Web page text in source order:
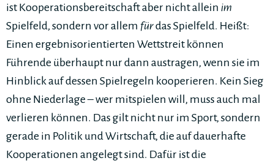
ist Kooperationsbereitschaft aber nicht allein im
Spielfeld, sondern vor allem fürdas Spielfeld. Heißt:
Einen ergebnisorientierten Wettstreit können
Führende überhaupt nur dann austragen, wenn sie im
Hinblick auf dessen Spielregeln kooperieren. Kein Sieg
ohne Niederlage – wer mitspielen will, muss auch mal
verlieren können. Das gilt nicht nur im Sport, sondern
gerade in Politik und Wirtschaft, die auf dauerhafte
Kooperationen angelegt sind. Dafür ist die